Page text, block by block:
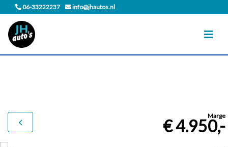
06-33222237 info@jhautos.nl
Marge
€ 4.950,-